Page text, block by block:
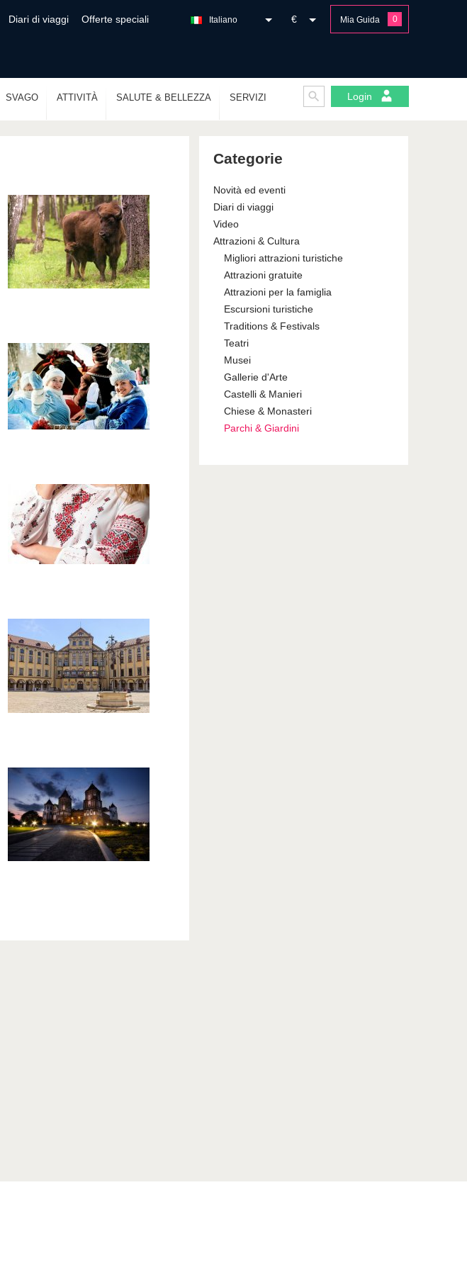
Diari di viaggi Offerte speciali Mia Guida 0
€
Italiano
SVAGO ATTIVITÀ SALUTE & BELLEZZA SERVIZI Login
Categorie
Novità ed eventi
Diari di viaggi
Video
Attrazioni & Cultura
Migliori attrazioni turistiche
Attrazioni gratuite
Attrazioni per la famiglia
Escursioni turistiche
Traditions & Festivals
Teatri
Musei
Gallerie d'Arte
Castelli & Manieri
Chiese & Monasteri
Parchi & Giardini